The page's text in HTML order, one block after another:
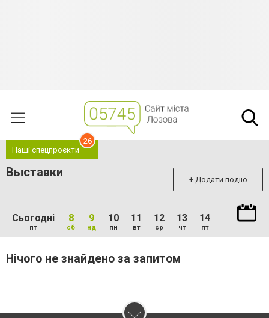
Наші спецпроєкти
26
Выставки + Додати подію
Сьогодні
пт
8
сб
9
нд
10
пн
11
вт
12
ср
13
чт
14
пт
Нічого не знайдено за запитом